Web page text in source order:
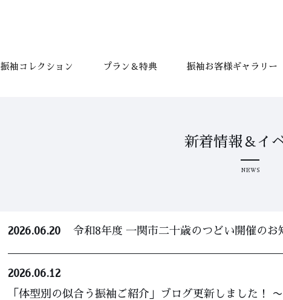
振袖コレクション プラン＆特典 振袖お客様ギャラリー
新着情報＆イ
NEWS
2026.06.20 令和8年度 一関市二十歳のつどい開催のお
2026.06.12
「体型別の似合う振袖ご紹介」ブログ更新しました！